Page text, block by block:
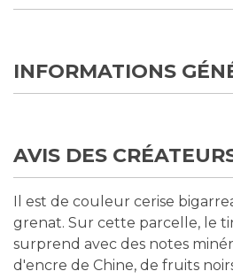
INFORMATIONS
AVIS DES
Il est de couleur cerise
grenat. Sur cette parcelle, le
surprend avec des notes
d'encre de Chine, de fruits